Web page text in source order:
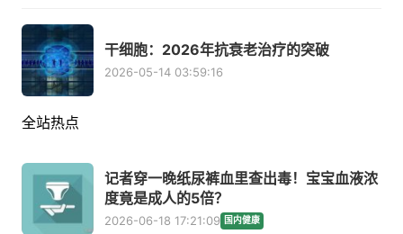
干细胞：2026年抗衰老治疗的突破
2026-05-14 03:59:16
全站热点
记者穿一晚纸尿裤血里查出毒！宝宝血液浓
度竟是成人的5倍？
2026-06-18 17:21:09 国内健康